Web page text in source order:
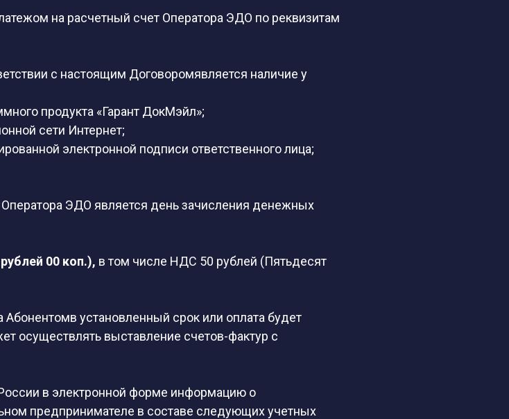
на расчетный счет Оператора ЭДО по реквизитам
с настоящим Договоромявляется наличие у
продукта «Гарант ДокМэйл»;
сети Интернет;
электронной подписи ответственного лица;
Оператора ЭДО является день зачисления денежных
00 коп.), в том числе НДС 50 рублей (Пятьдесят
Абонентомв установленный срок или оплата будет
осуществлять выставление счетов-фактур с
в электронной форме информацию о
предпринимателе в составе следующих учетных